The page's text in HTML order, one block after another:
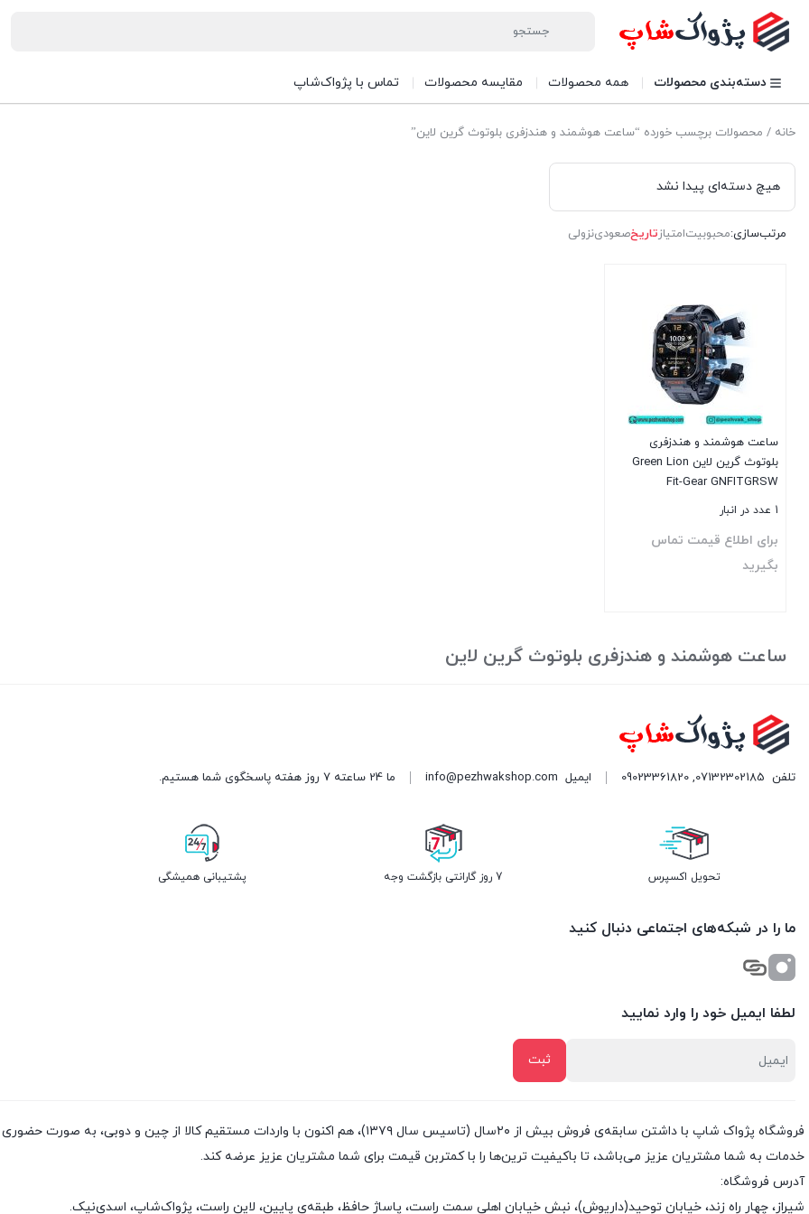
دسته‌بندی محصولات همه محصولات مقایسه محصولات تماس با پژواک‌شاپ
خانه / محصولات برچسب خورده “ساعت هوشمند و هندزفری بلوتوث گرین لاین”
هیچ دسته‌ای پیدا نشد
مرتب‌سازی:محبوبیتامتیازتاریخصعودینزولی
ساعت هوشمند و هندزفری
بلوتوث گرین لاین Green Lion
Fit-Gear GNFITGRSW
1 عدد در انبار
برای اطلاع قیمت تماس
بگیرید
ساعت هوشمند و هندزفری بلوتوث گرین لاین
تلفن 07132302185
,
09023361820 ایمیل info@pezhwakshop.com ما 24 ساعته 7 روز هفته پاسخگوی شما هستیم.
تحویل اکسپرس 7 روز گارانتی بازگشت وجه پشتیبانی همیشگی
ما را در شبکه‌های اجتماعی دنبال کنید
لطفا ایمیل خود را وارد نمایید
فروشگاه پژواک شاپ با داشتن سابقه‌ی فروش بیش از ۲۰سال (تاسیس سال ۱۳۷۹)، هم اکنون با واردات
خدمات به شما مشتریان عزیز می‌باشد، تا باکیفیت ترین‌ها را با کمتربن قیمت برای شما مشتریان عزیز عرضه کند.
آدرس فروشگاه:
شیراز، چهار راه زند، خیابان توحید(داریوش)، نبش خیابان اهلی سمت راست، پاساژ حافظ، طبقه‌ی پایین، لاین راست، پژواک‌شاپ، اسدی‌نیک.